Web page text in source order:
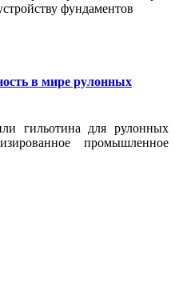
фундаментов
в мире рулонных
гильотина для рулонных
промышленное